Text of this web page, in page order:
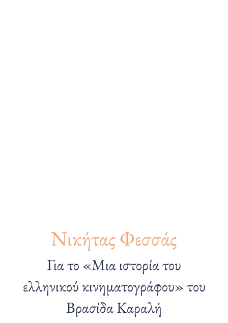
Νικήτας Φεσσάς
Για το «Μια ιστορία του
ελληνικού κινηματογράφου» του
Βρασίδα Καραλή